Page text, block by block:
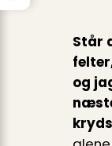
Står
og